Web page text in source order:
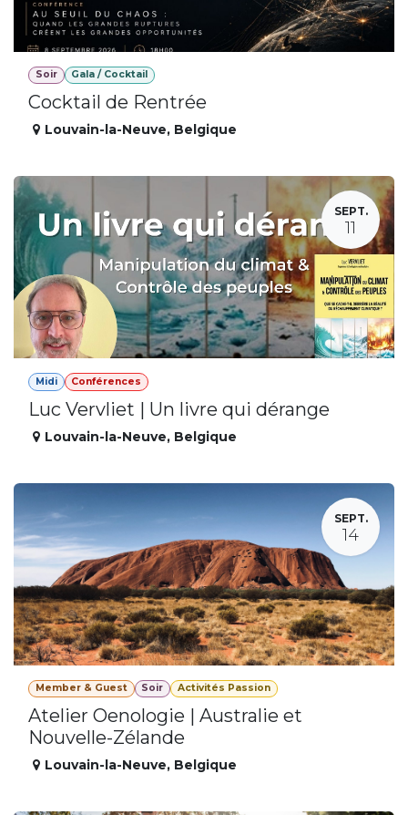
Soir Gala / Cocktail
Cocktail de Rentrée
Louvain-la-Neuve, Belgique
SEPT.
11
Midi Conférences
Luc Vervliet | Un livre qui dérange
Louvain-la-Neuve, Belgique
SEPT.
14
Member & Guest Soir Activités Passion
Atelier Oenologie | Australie et
Nouvelle-Zélande
Louvain-la-Neuve, Belgique